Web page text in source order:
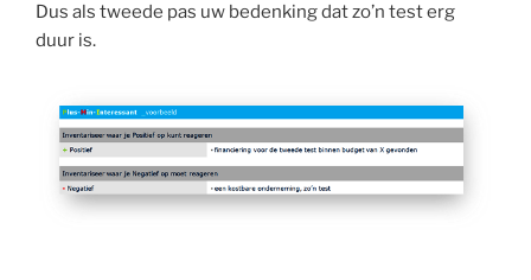
Dus als tweede pas uw bedenking dat zo’n test erg
duur is.